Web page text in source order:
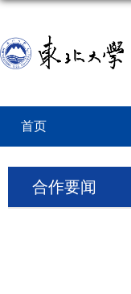
首页
合作要闻